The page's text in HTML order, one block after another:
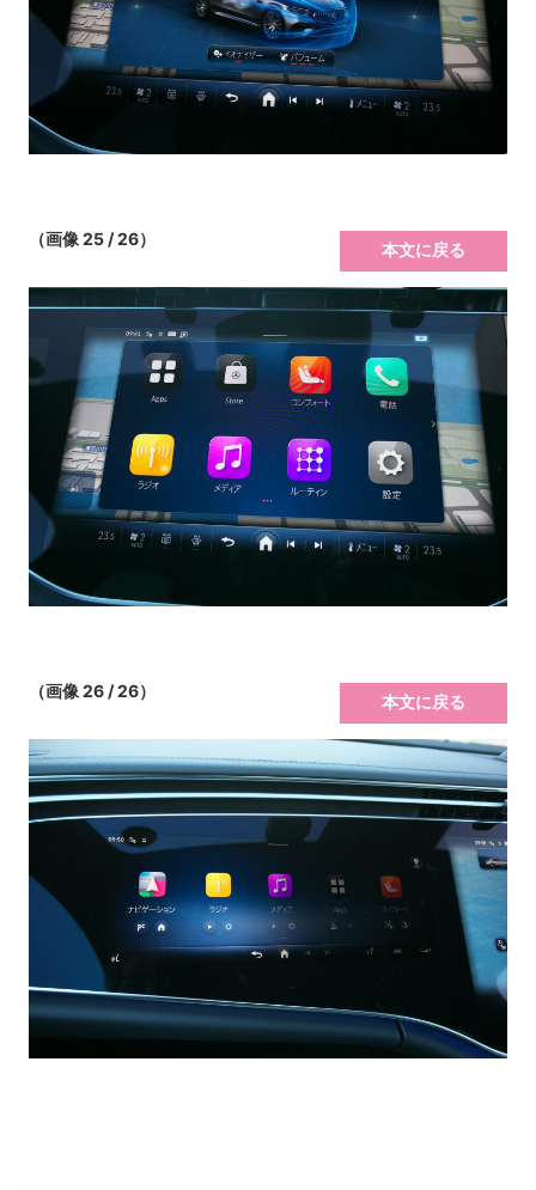
（画像 25 / 26）
本文に戻る
（画像 26 / 26）
本文に戻る